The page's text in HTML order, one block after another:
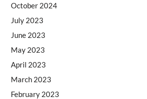
October 2024
July 2023
June 2023
May 2023
April 2023
March 2023
February 2023